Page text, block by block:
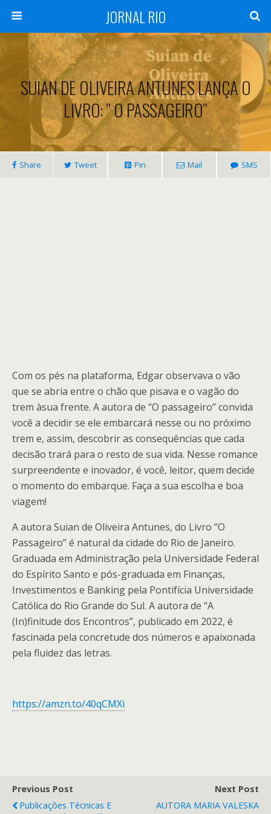
JORNAL RIO
SUIAN DE OLIVEIRA ANTUNES LANÇA O
LIVRO: ” O PASSAGEIRO”
Share Tweet Pin Mail SMS
Com os pés na plataforma, Edgar observava o vão
que se abria entre o chão que pisava e o vagão do
trem àsua frente. A autora de “O passageiro” convida
você a decidir se ele embarcará nesse ou no próximo
trem e, assim, descobrir as consequências que cada
decisão trará para o resto de sua vida. Nesse romance
surpreendente e inovador, é você, leitor, quem decide
o momento do embarque. Faça a sua escolha e boa
viagem!
A autora Suian de Oliveira Antunes, do Livro “O
Passageiro” é natural da cidade do Rio de Janeiro.
Graduada em Administração pela Universidade Federal
do Espírito Santo e pós-graduada em Finanças,
Investimentos e Banking pela Pontifícia Universidade
Católica do Rio Grande do Sul. A autora de “A
(In)finitude dos Encontros”, publicado em 2022, é
fascinada pela concretude dos números e apaixonada
pela fluidez das letras.
https://amzn.to/40qCMXi
Previous Post
Publicações Técnicas E
Next Post
AUTORA MARIA VALESKA